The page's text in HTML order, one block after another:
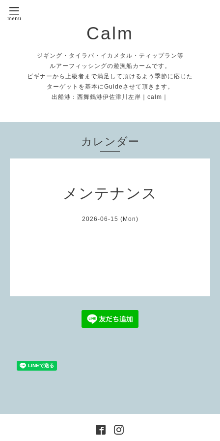
Calm
ジギング・タイラバ・イカメタル・ティップラン等
ルアーフィッシングの遊漁船カームです。
ビギナーから上級者まで満足して頂けるよう季節に応じた
ターゲットを基本にGuideさせて頂きます。
出船港：西舞鶴港伊佐津川左岸｜calm｜
カレンダー
メンテナンス
2026-06-15 (Mon)